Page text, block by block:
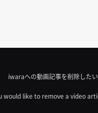
iwaraへの動画記事を削除した
would like to remove a video